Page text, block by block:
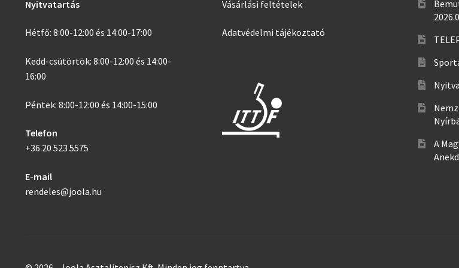
Nyitvatartás
Hétfő: 8:00-12:00 és 14:00-17:00
Kedd-csütörtök: 8:00-12:00 és 14:00-
16:00
Péntek: 8:00-12:00 és 14:00-15:00
Telefon
+36 20 523 5575
E-mail
rendeles@joola.hu
Vásárlási feltételek
Adatvédelmi tájékoztató
A